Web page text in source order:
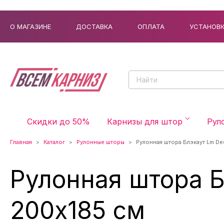
О МАГАЗИНЕ ДОСТАВКА ОПЛАТА
Скидки до 50% Карнизы для штор
Главная Каталог Рулонные шторы Рулонная штора Блэкаут Lm
Рулонная штора
200x185 см